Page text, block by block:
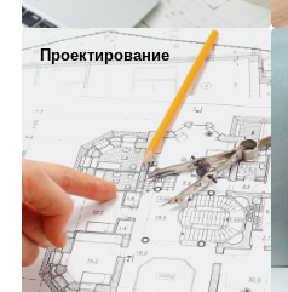
Проектирование